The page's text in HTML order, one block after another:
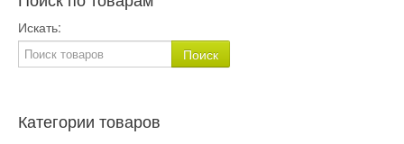
Искать:
Категории товаров